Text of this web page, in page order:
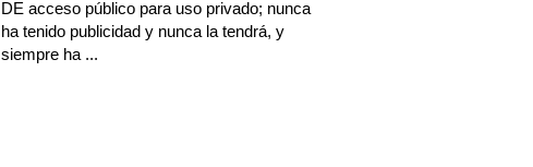
DE acceso público para uso privado; nunca
ha tenido publicidad y nunca la tendrá, y
siempre ha ...